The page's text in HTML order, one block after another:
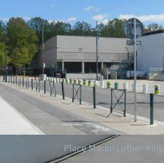
Place Martin Luther-King